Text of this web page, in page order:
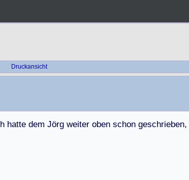
Druckansicht
h hatte dem Jörg weiter oben schon geschrieben,